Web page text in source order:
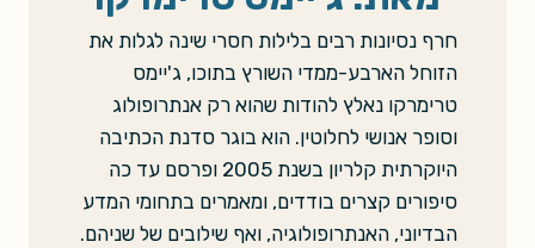
חרף נסיונות רבים בלילות חסרי שינה לגלות את
הזוחל הארבע-ממדי השורץ בתוכו, ג'יימס
טרימרקו נאלץ להודות שהוא רק אנתרופולוג
וסופר אנושי לחלוטין. הוא בוגר סדנת הכתיבה
היוקרתית קלריון בשנת 2005 ופרסם עד כה
סיפורים קצרים בודדים, ומאמרים בתחומי המדע
הבדיוני, האנתרופולוגיה, ואף שילובים של שניהם.